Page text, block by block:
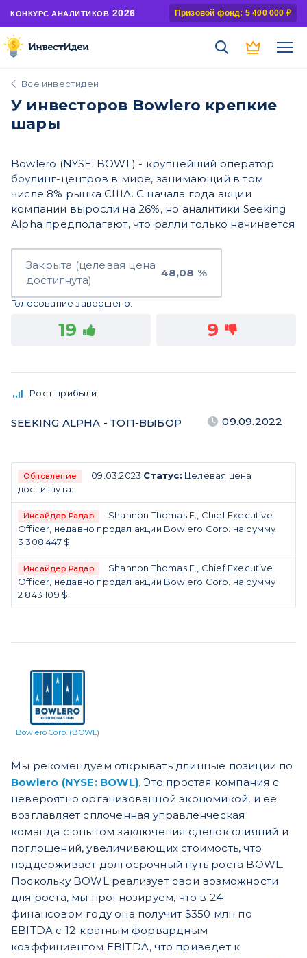
КОНКУРС АНАЛИТИКОВ 2026 Призовой фонд: 5 400 000 ₽
Все инвестидеи
У инвесторов Bowlero крепкие
шары
Bowlero (NYSE: BOWL) - крупнейший оператор
боулинг-центров в мире, занимающий в том
числе 8% рынка США. С начала года акции
компании выросли на 26%, но аналитики Seeking
Alpha предполагают, что ралли только начинается
Закрыта (целевая цена
достигнута)
48,08 %
Голосование завершено.
19 9
Рост прибыли
SEEKING ALPHA - ТОП-ВЫБОР 09.09.2022
Обновление 09.03.2023 Статус: Целевая цена
достигнута.
Инсайдер Радар
Shannon Thomas F., Chief Executive
Officer, недавно продал акции Bowlero Corp. на сумму
3 308 447 $.
Инсайдер Радар
Shannon Thomas F., Chief Executive
Officer, недавно продал акции Bowlero Corp. на сумму
2 843 109 $.
Bowlero Corp. (BOWL)
Мы рекомендуем открывать длинные позиции по
Bowlero (NYSE: BOWL). Это простая компания с
невероятно организованной экономикой, и ее
возглавляет сплоченная управленческая
команда с опытом заключения сделок слияний и
поглощений, увеличивающих стоимость, что
поддерживает долгосрочный путь роста BOWL.
Поскольку BOWL реализует свои возможности
для роста, мы прогнозируем, что в 24
финансовом году она получит $350 млн по
EBITDA с 12-кратным форвардным
коэффициентом EBITDA, что приведет к